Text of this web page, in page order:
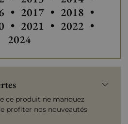
• 2017 • 2018 •
• 2021 • 2022 •
2024
ce produit ne manquez
profiter nos nouveautés